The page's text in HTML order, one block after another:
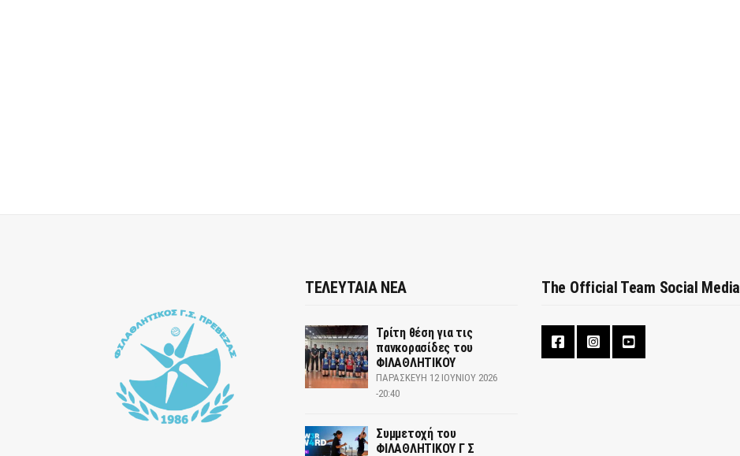
ΤΕΛΕΥΤΑΙΑ ΝΕΑ
Τρίτη θέση για τις
πανκορασίδες του
ΦΙΛΑΘΛΗΤΙΚΟΥ
ΠΑΡΑΣΚΕΥΉ 12 ΙΟΥΝΊΟΥ 2026
-20:40
Συμμετοχή του
ΦΙΛΑΘΛΗΤΙΚΟΥ Γ Σ
The Official Team Social Media